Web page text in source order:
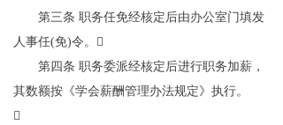
第三条 职务任免经核定后由办公室门填发
人事任(免)令。

第四条 职务委派经核定后进行职务加薪，
其数额按《学会薪酬管理办法规定》执行。
